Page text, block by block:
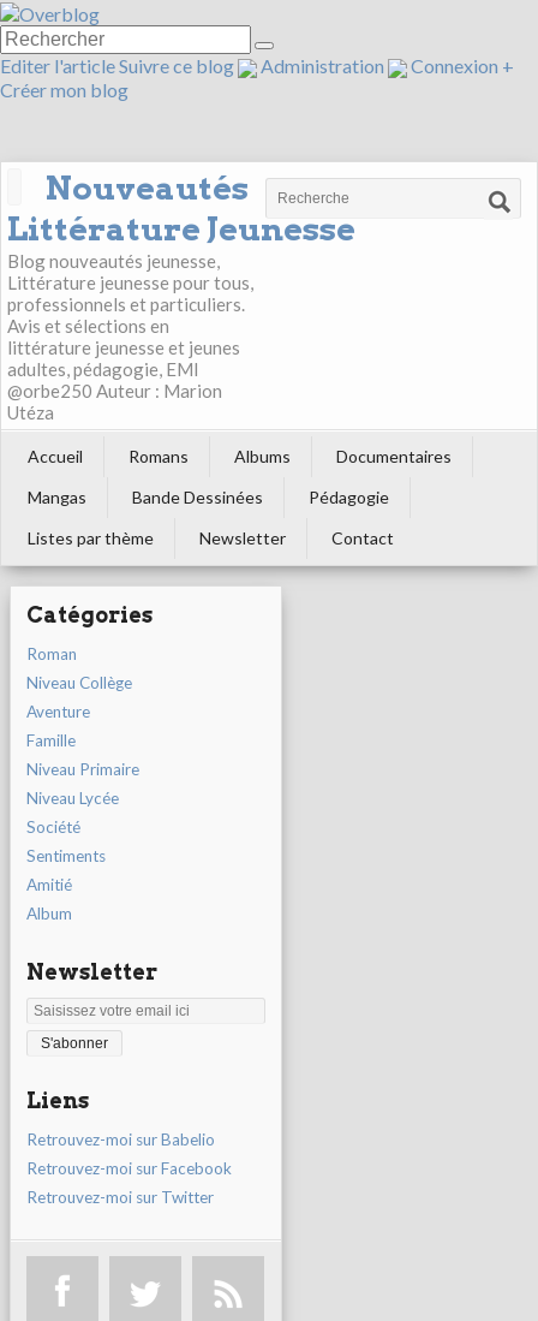
Editer l'articleSuivre ce blog Administration Connexion +
Créer mon blog
Nouveautés
Littérature Jeunesse
Blog nouveautés jeunesse,
Littérature jeunesse pour tous,
professionnels et particuliers.
Avis et sélections en
littérature jeunesse et jeunes
adultes, pédagogie, EMI
@orbe250 Auteur : Marion
Utéza
Accueil Romans Albums
Documentaires
Mangas
Bande Dessinées
Pédagogie
Listes par thème
Newsletter Contact
Catégories
Roman
Niveau Collège
Aventure
Famille
Niveau Primaire
Niveau Lycée
Société
Sentiments
Amitié
Album
Newsletter
Liens
Retrouvez-moi sur Babelio
Retrouvez-moi sur Facebook
Retrouvez-moi sur Twitter